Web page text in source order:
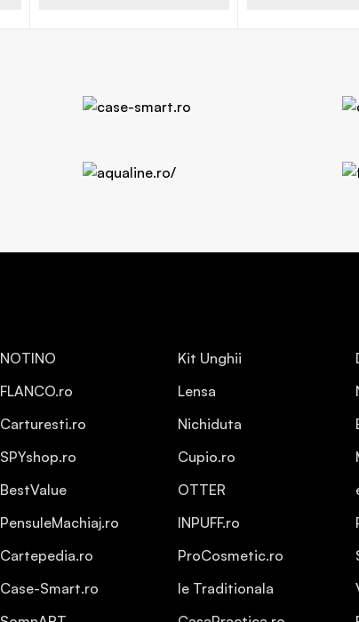
NOTINO
FLANCO.ro
Carturesti.ro
SPYshop.ro
BestValue
PensuleMachiaj.ro
Cartepedia.ro
Case-Smart.ro
Kit Unghii
Lensa
Nichiduta
Cupio.ro
OTTER
INPUFF.ro
ProCosmetic.ro
Ie Traditionala